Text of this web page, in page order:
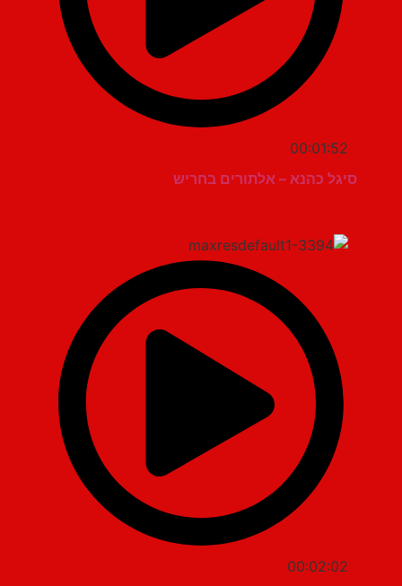
00:01:52
סיגל כהנא – אלתורים בחריש
00:02:02